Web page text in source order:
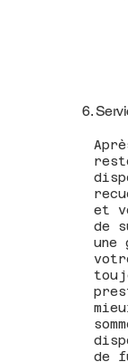
6.
et
de
une
de